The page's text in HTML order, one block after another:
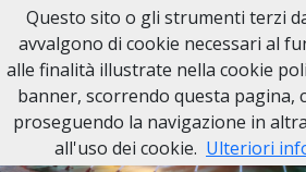
NECROLOGI GENOVA
Questo sito o gli strumenti terzi
avvalgono di cookie necessari al
alle finalità illustrate nella cookie
banner, scorrendo questa pagina,
proseguendo la navigazione in
all'uso dei cookie. Ulteriori